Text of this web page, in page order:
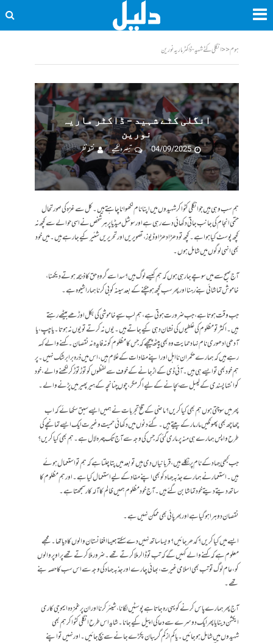
ہوم<<انگلی کٹے شہید - ڈاکٹر ماریہ نورین
انگلی کٹے شہید – ڈاکٹر ماریہ
نورین
04/09/2025
تبصرہ لکھیے نقطہ نظر
ہم سب وہی ہیں جو انگلی کٹوا کر شہیدوں میں اپنا نام لکھوانا چاہتے ہیں۔ کل سے غزہ کی صورتحال
حتمی انجام کی جانب جاتی دکھائی دے رہی ہے اور سوشل میڈیا پر ہر شخص نے اسی حوالے سے کچھ نہ
کچھ پوسٹ کیا ہوا ہے ۔ کچھ تو دھڑا دھڑا وڈیوز، تصویریں اور تحریریں شئیر کیے جا رہے ہیں۔ میں خود
بھی انہی لوگوں میں شامل ہوں۔
آج صبح سے میں سوچے جا رہی ہوں کہ ہم کیسے لوگ ہیں؟ سدا سے گروہِ حق کا ذبیحہ ہوتے دیکھنا ،
خاموش تماشائی بنے رہنا اور پھر سب کچھ ہو چکنے کے بعد سینہ کوبی کرنا ہمارا شیوہ ہے۔
جب وقت ہوتا ہے، جب ضرورت ہوتی ہے ، ہم لب سیے خاموشی کی بکل اوڑھے بیٹھے رہتے
ہیں۔ اکثر تو مظلوم کی غلطیوں کی نشان دہی کیے جاتے ہیں ۔ یوں نہ کرتے تو یوں نہ ہوتا۔ یا چپ ، یا
آدھی ادھوری نام نہاد حمایت وہ بھی پیٹھ پیچھے کہ جس کا مظلوم کو نہ فایدہ نہ نقصان۔ کہنے والے کہہ
رہے ہیں کہ ہمارے حکمران نااہل اور اپنے مفادات کے غلام ہیں، اس میں ذرہ برابر شک نہیں۔ پر
ہم خود بھی تو ایسے ہی ہیں۔ آئی ڈی کے اڑ جانے کے خوف سے لفظوں کو توڑ توڑ کر لکھنے والے ، خود
کو انتہا پسندی کے لیبل سے بچانے کے لیے اگر مگر ،چوں چنانچہ کے ہیر پھیر میں پڑنے والے۔
پھر میں سوچتی ہوں ہم بھی کیا کریں؟ ماضی کے تلخ تجربات نے ہمیں ایسے سبق سکھائے کہ اب
چھاچھ بھی پھونکیں مار مار کے پیتے ہیں۔ گئے دنوں میں دکھائی حمیت و غیرت ایک ایسے تمانچے کی
طرح واپس ہمارے ہی منہ پر ماری گئی کہ جس کی وجہ سے آج تک چہرہ لال ہے۔ ہم بھی کیا کریں؟
جب کبھی جہاد کے نام پر نکلے ہیں، قربانیاں دی ہیں تو بعد میں پتا چلتا ہے کہ ہم تو استعمال ہوئے
ہیں۔ استعمار نے ہمارے جذبہ جہاد کو بھی اپنے مفاد کے لیے استعمال کیا ہے ۔ اور ہم مظلوم کا
ساتھ دیتے دیتے خود تماشا بن گئے ہیں۔ آج خود مظلوم ہمیں ظالم کا آلہ کار سمجھتا ہے۔
نقصان دوہرا ہوگیاہے اور بھرپائی بھی ممکن نہیں ہے۔
ایسے میں کیا کریں ؟ کدھر جائیں؟ ویسا ساتھ نہیں دے سکتے جیسا افغانستان والوں کا دیا تھا۔ مجھے
معلوم ہے کہ کہنے والے کہیں گے کہ تب تو ڈالر ملا کرتے تھے۔ضرور ملا کرتے تھے پر اوپر والوں
کو ، عام لوگ تو تب بھی اسلامی غیرت، بھائی چارے اور جذبہ جہاد کی وجہ سے اس سب کا حصہ بنے
تھے۔
آج پھر ہمارے پاس کرنے کو یہی رہ جاتا ہے پوسٹیں لگانا، شیئر کرنا اور ان پر غمزدہ ایموجی کا ری
ایکشن دینا یا پھر ایک دوسرے سے دعا کی اپیل کیے جانا۔ شاید اس طرح انگلی کٹوا کر ہم بھی
شہیدوں میں شامل ہو جائیں ۔ یا کم از کم گریبان پکڑے جانے سے بچ جائیں۔ اور نہیں تو اپنے